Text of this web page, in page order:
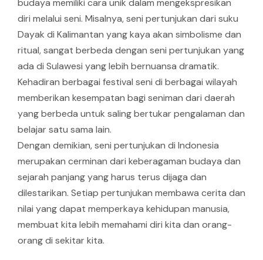
budaya memiliki cara unik dalam mengekspresikan
diri melalui seni. Misalnya, seni pertunjukan dari suku
Dayak di Kalimantan yang kaya akan simbolisme dan
ritual, sangat berbeda dengan seni pertunjukan yang
ada di Sulawesi yang lebih bernuansa dramatik.
Kehadiran berbagai festival seni di berbagai wilayah
memberikan kesempatan bagi seniman dari daerah
yang berbeda untuk saling bertukar pengalaman dan
belajar satu sama lain.
Dengan demikian, seni pertunjukan di Indonesia
merupakan cerminan dari keberagaman budaya dan
sejarah panjang yang harus terus dijaga dan
dilestarikan. Setiap pertunjukan membawa cerita dan
nilai yang dapat memperkaya kehidupan manusia,
membuat kita lebih memahami diri kita dan orang-
orang di sekitar kita.